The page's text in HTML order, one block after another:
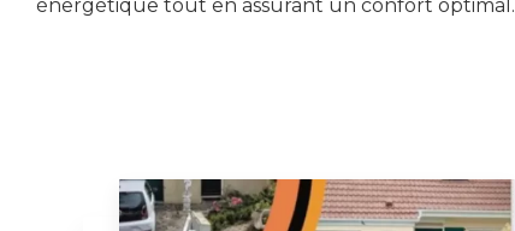
énergétique tout en assurant un confort optimal.